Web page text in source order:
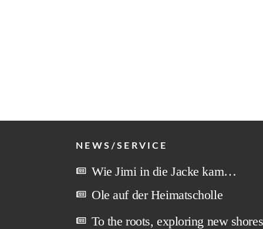
NEWS/SERVICE
Wie Jimi in die Jacke kam…
Ole auf der Heimatscholle
To the roots, exploring new shores